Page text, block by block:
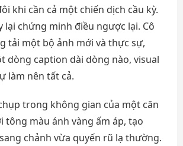
khi cần cả một chiến dịch cầu kỳ.
lại chứng minh điều ngược lại. Cô
tải một bộ ảnh mới và thực sự,
dòng caption dài dòng nào, visual
làm nên tất cả.
trong không gian của một căn
tông màu ánh vàng ấm áp, tạo
chảnh vừa quyến rũ lạ thường.